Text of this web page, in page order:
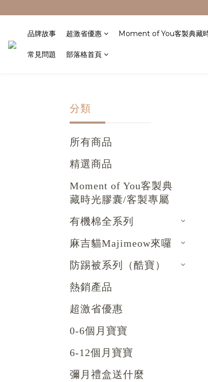
品牌故事 超激省優惠 Moment of You客製典藏
常見問題 部落格首頁
分類
所有商品
精選商品
Moment of You客製典
藏時光膠囊/客製專屬
有機棉全系列
麻吉貓Majimeow來囉
防踢被系列（酷寶）
熱銷產品
超激省優惠
0-6個月寶寶
6-12個月寶寶
彌月禮盒送什麼